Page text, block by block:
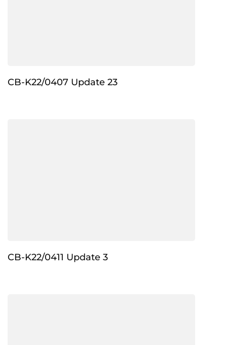
CB-K22/0407 Update 23
CB-K22/0411 Update 3